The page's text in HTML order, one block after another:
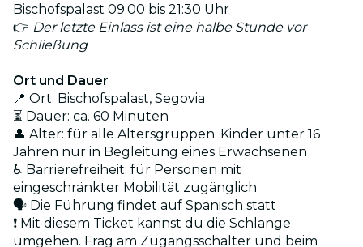
Bischofspalast 09:00 bis 21:30 Uhr
👉 Der letzte Einlass ist eine halbe Stunde vor
Schließung
Ort und Dauer
📍 Ort: Bischofspalast, Segovia
⏳ Dauer: ca. 60 Minuten
👤 Alter: für alle Altersgruppen. Kinder unter 16
Jahren nur in Begleitung eines Erwachsenen
♿ Barrierefreiheit: für Personen mit
eingeschränkter Mobilität zugänglich
🗣️ Die Führung findet auf Spanisch statt
❗ Mit diesem Ticket kannst du die Schlange
umgehen. Frag am Zugangsschalter und beim